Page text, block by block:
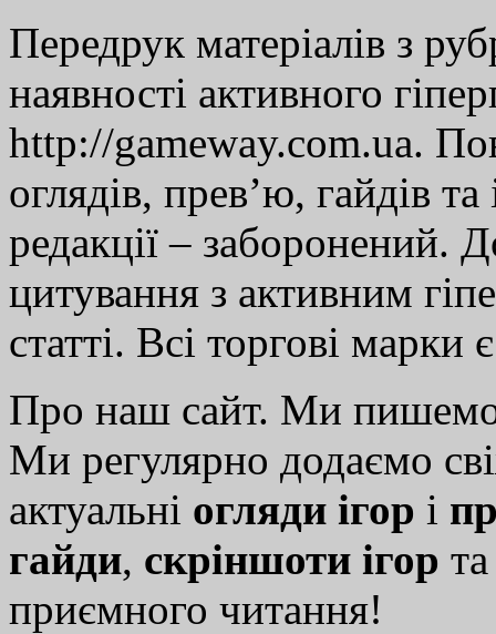
Передрук матеріалів з
наявності активного
http://gameway.com.ua.
оглядів, прев’ю, гайдів
редакції – заборонений.
цитування з активним
статті. Всі торгові марки
Про наш сайт. Ми
Ми регулярно додаємо
актуальні огляди ігор і
гайди, скріншоти ігор
приємного читання!